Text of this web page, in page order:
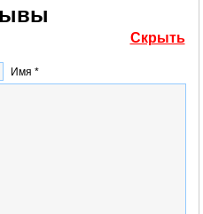
Скрыть
Имя *